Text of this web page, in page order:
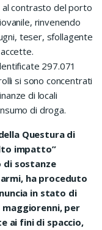
contrasto del porto
rinvenendo
teser, sfollagente
297.071
si sono concentrati
di locali
di droga.
Questura di
impatto”
di sostanze
ha proceduto
in stato di
per
ai fini di spaccio,